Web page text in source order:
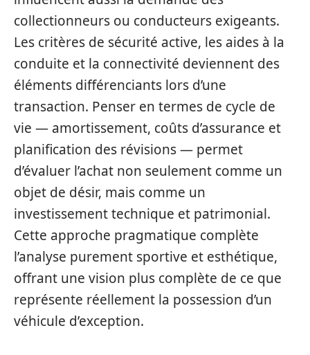
collectionneurs ou conducteurs exigeants.
Les critères de sécurité active, les aides à la
conduite et la connectivité deviennent des
éléments différenciants lors d’une
transaction. Penser en termes de cycle de
vie — amortissement, coûts d’assurance et
planification des révisions — permet
d’évaluer l’achat non seulement comme un
objet de désir, mais comme un
investissement technique et patrimonial.
Cette approche pragmatique complète
l’analyse purement sportive et esthétique,
offrant une vision plus complète de ce que
représente réellement la possession d’un
véhicule d’exception.